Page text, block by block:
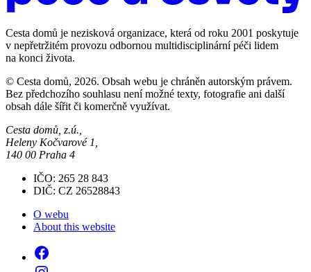
Cesta domů je nezisková organizace, která od roku 2001 poskytuje
v nepřetržitém provozu odbornou multidisciplinární péči lidem
na konci života.
© Cesta domů, 2026. Obsah webu je chráněn autorským právem.
Bez předchozího souhlasu není možné texty, fotografie ani další
obsah dále šířit či komerčně využívat.
Cesta domů, z.ú.,
Heleny Kočvarové 1,
140 00 Praha 4
IČO: 265 28 843
DIČ: CZ 26528843
O webu
About this website